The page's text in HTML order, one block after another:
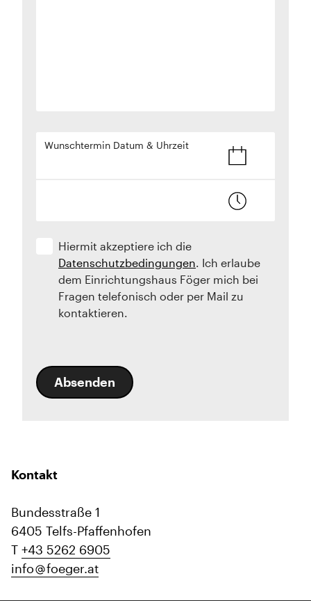
Wunschtermin Datum & Uhrzeit
Hiermit akzeptiere ich die
Datenschutzbedingungen. Ich erlaube
dem Einrichtungshaus Föger mich bei
Fragen telefonisch oder per Mail zu
kontaktieren.
Absenden
Kontakt
Bundesstraße 1
6405 Telfs-Pfaffenhofen
T +43 5262 6905
info
foeger.at